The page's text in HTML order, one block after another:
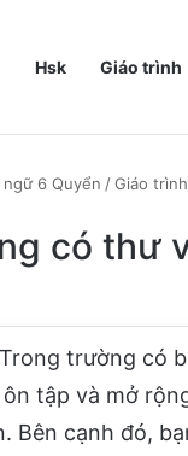
Hsk Giáo trình
6 Quyển /Giáo
có thư
trường có
tập và mở
Bên cạnh đó,